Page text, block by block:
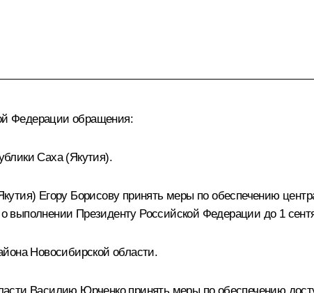
Федерации обращения:
Саха (Якутия).
Егору Борисову принять меры по обеспечению
Президенту Российской Федерации до 1
Новосибирской области.